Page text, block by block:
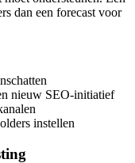
dan een forecast voor
nieuw SEO-initiatief
instellen